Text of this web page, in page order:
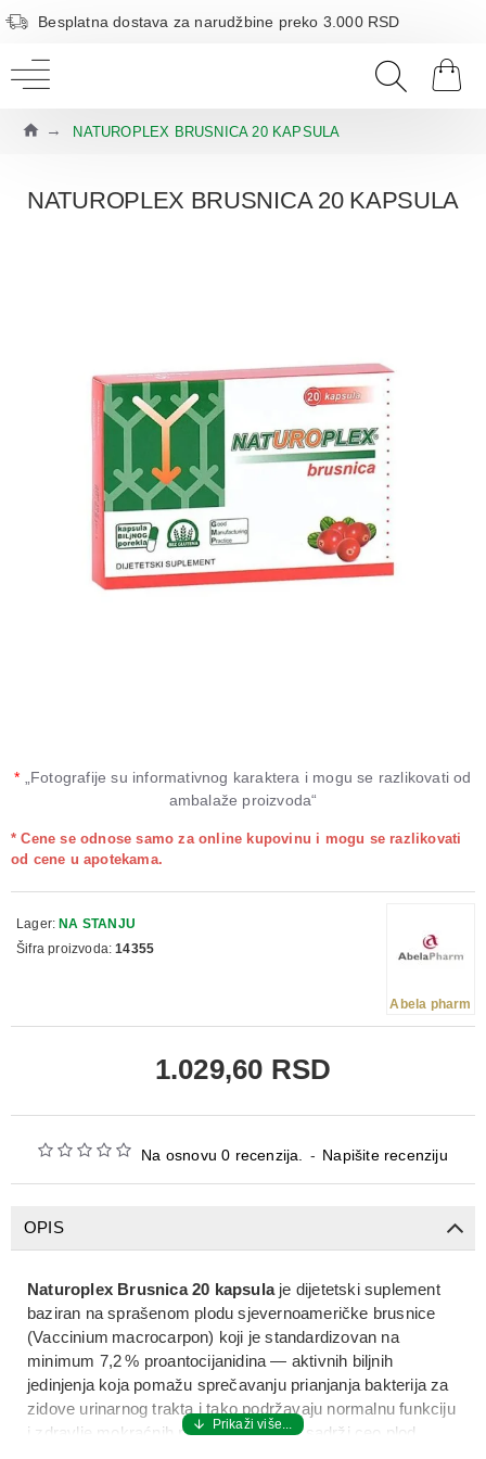
Besplatna dostava za narudžbine preko 3.000 RSD
NATUROPLEX BRUSNICA 20 KAPSULA
NATUROPLEX BRUSNICA 20 KAPSULA
* „Fotografije su informativnog karaktera i mogu se razlikovati od
ambalaže proizvoda“
Na osnovu 0 recenzija. - Napišite recenziju
* Cene se odnose samo za online kupovinu i mogu se razlikovati
od cene u apotekama.
1.029,60 RSD
Lager: NA STANJU
Šifra proizvoda: 14355
Abela pharm
OPIS
Naturoplex Brusnica 20 kapsulaje dijetetski suplement
baziran nasprašenom plodu sjevernoameričke brusnice
(Vaccinium macrocarpon) koji je standardizovan na
minimum 7,2 % proantocijanidina — aktivnih biljnih
jedinjenja koja pomažu sprečavanju prianjanja bakterija za
zidove urinarnog trakta i tako podržavaju normalnu funkciju
i zdravlje mokraćnih puteva. Proizvod sadrži
ceo plod